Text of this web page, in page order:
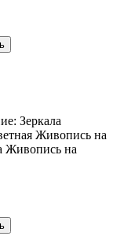
Зеркала
Живопись на
Живопись на